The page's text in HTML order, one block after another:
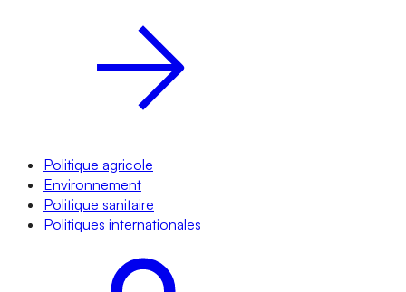
Politique agricole
Environnement
Politique sanitaire
Politiques internationales